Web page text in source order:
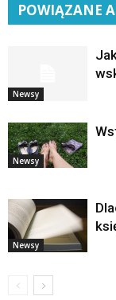
POWIĄZANE
Newsy
Newsy
Newsy